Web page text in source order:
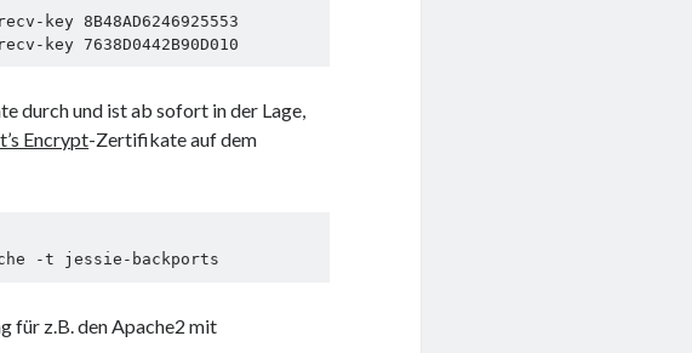
key 8B48AD6246925553
durch und ist ab sofort in der Lage,
Encrypt-Zertifikate auf dem
-t jessie-backports
für z.B. den Apache2 mit